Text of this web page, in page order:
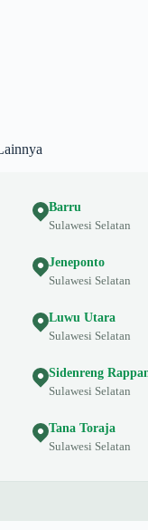
Barru
Sulawesi Selatan
Jeneponto
Sulawesi Selatan
Luwu Utara
Sulawesi Selatan
Sidenreng
Sulawesi Selatan
Tana Toraja
Sulawesi Selatan